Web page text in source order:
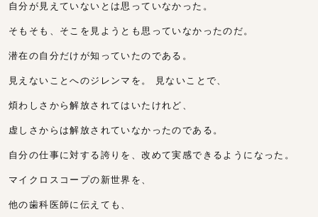
自分が見えていないとは思っていなかった。
そもそも、そこを見ようとも思っていなかったのだ。
潜在の自分だけが知っていたのである。
見えないことへのジレンマを。 見ないことで、
煩わしさから解放されてはいたけれど、
虚しさからは解放されていなかったのである。
自分の仕事に対する誇りを、改めて実感できるようになった。
マイクロスコープの新世界を、
他の歯科医師に伝えても、